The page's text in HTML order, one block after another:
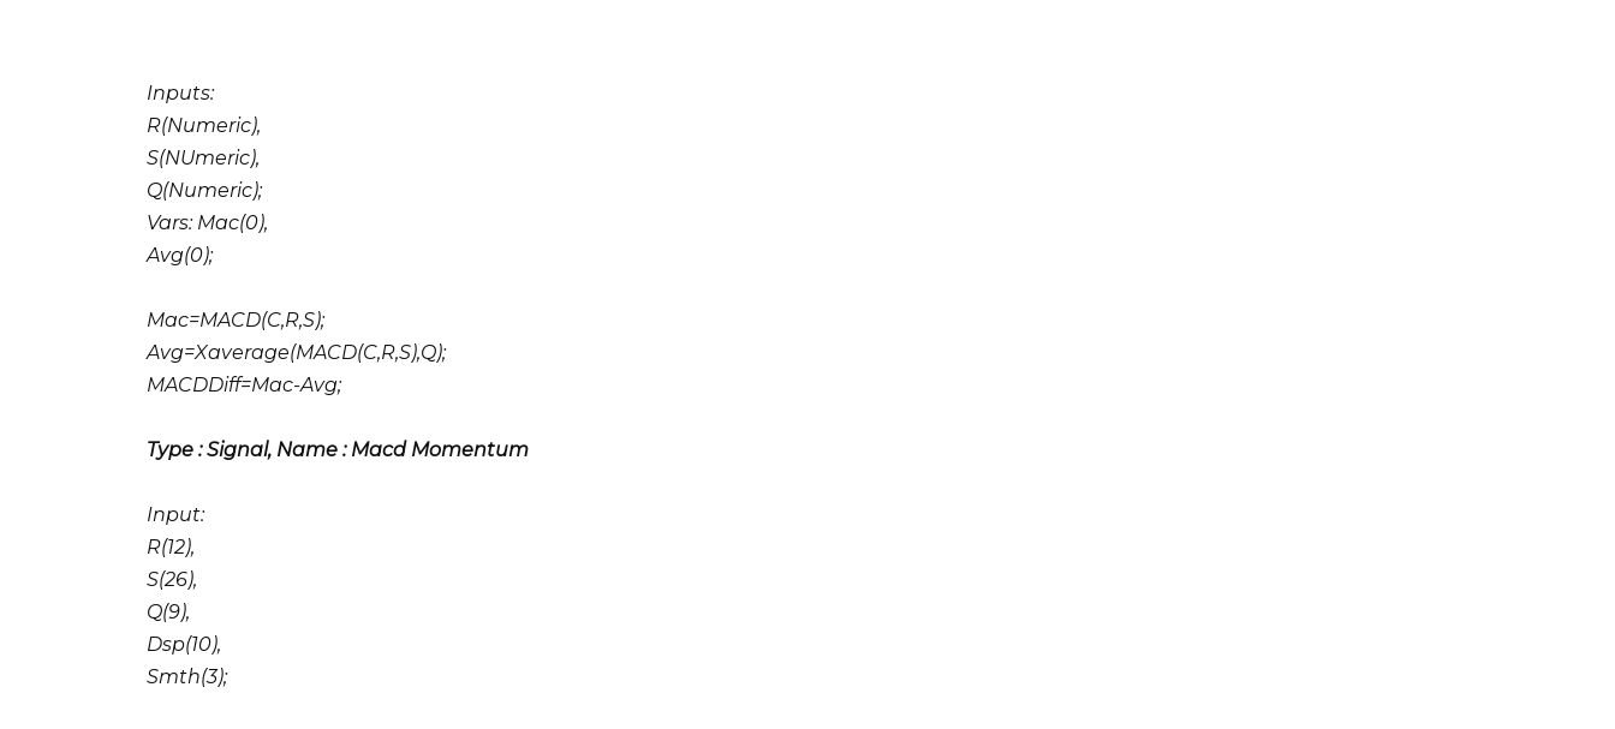
Inputs:
R(Numeric),
S(NUmeric),
Q(Numeric);
Vars: Mac(0),
Avg(0);
Mac=MACD(C,R,S);
Avg=Xaverage(MACD(C,R,S),Q);
MACDDiff=Mac-Avg;
Type : Signal, Name : Macd Momentum
Input:
R(12),
S(26),
Q(9),
Dsp(10),
Smth(3);